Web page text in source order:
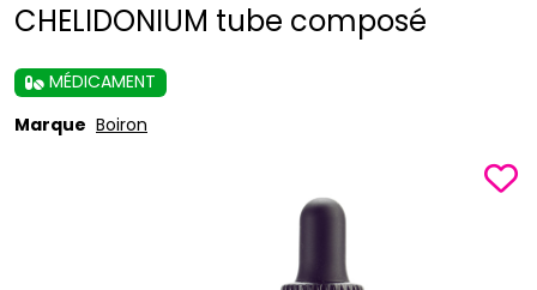
CHELIDONIUM tube composé
MÉDICAMENT
Marque Boiron